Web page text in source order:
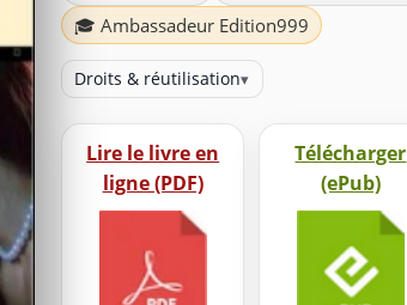
🎓 Ambassadeur Edition999
Droits & réutilisation▾
Lire le livre en
ligne (PDF)
Télécharger
(ePub)